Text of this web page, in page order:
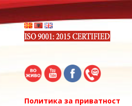
Политика за приватност